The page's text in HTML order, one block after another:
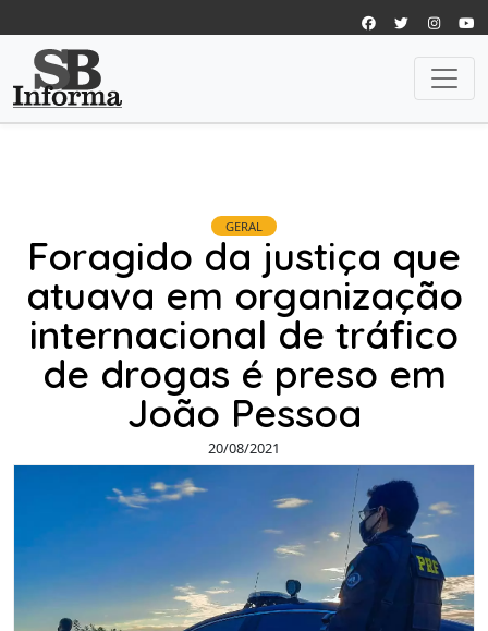
GERAL
Foragido da justiça que
atuava em organização
internacional de tráfico
de drogas é preso em
João Pessoa
20/08/2021